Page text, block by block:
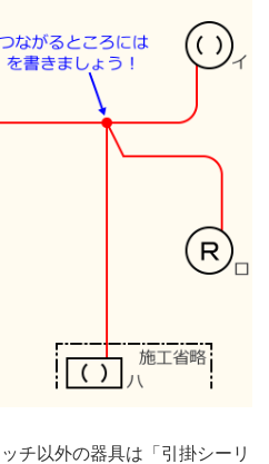
チ以外の器具は「引掛シーリ